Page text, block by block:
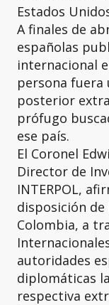
Estados
A finales de
españolas
internacional
persona fuera
posterior
prófugo
ese país.
El Coronel
Director de
INTERPOL,
disposición de
Colombia, a
autoridades
diplomáticas
respectiva